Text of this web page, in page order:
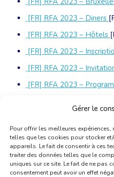
Gérer le
Pour offrir les meilleures
telles que les cookies pour stocker
appareils. Le fait de consentir à ces
traiter des données telles que le
uniques sur ce site. Le fait de ne pas
consentement peut avoir un effet
[FR] RFA 2023 – Diners
[FR] RFA 2023 – Hôtels
[FR] RFA 2023 – Insc
[FR] RFA 2023 –
[FR] RFA 2023 –
complémentaire [PDF]